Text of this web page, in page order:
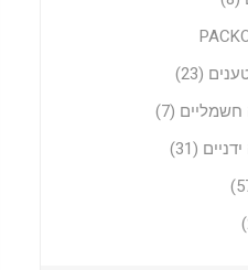
(23)
(7)
(31)